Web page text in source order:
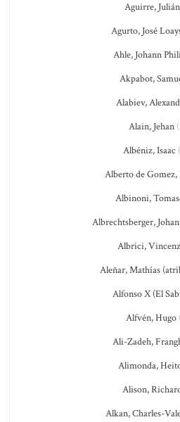
Aguirre, Julián
Agurto, José
Ahle, Johann
Akpabot,
Alabiev,
Alain, Jehan
Albéniz, Isaac
Alberto de Gomez,
Albinoni,
Albrechtsberger,
Albrici,
Aleñar, Mathías
Alfonso X (El
Alfvén, Hugo
Ali-Zadeh,
Alimonda,
Alison,
Alkan, Charles-